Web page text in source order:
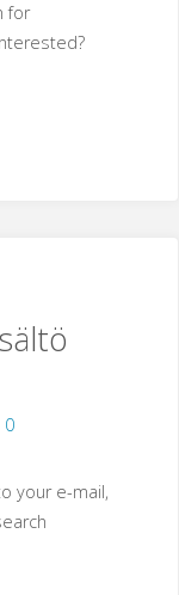
for
0
your e-mail,